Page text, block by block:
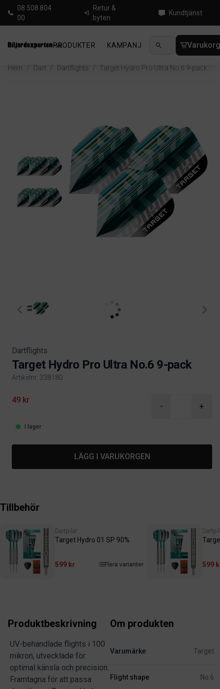
08 508 804
00
Retur &
byten
Kundtjänst
PRODUKTER KAMPANJ NYHETER
Hem / Dart / Dartflights / Target Hydro Pro Ultra No.6 9-pack
Dartflights
Target Hydro Pro Ultra No.6 9-pack
Artikelnr. 338180
Product information
49 kr
- +
I lager
LÄGG I VARUKORGEN
Tillbehör
Dartpilar
Target Hydro 01 SP 90%
599 kr Flera varianter 599
Produktbeskrivning
UV-behandlade flights i 100
mikron, utvecklade för
optimal känsla och precision.
Framtagna för att passa
Om produkten
Varumärke Target
Flight shape No.6